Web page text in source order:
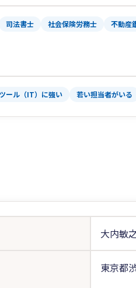
司法書士 社会保険労務士 不動産
ール（IT）に強い 若い担当者がいる
大内敏
東京都